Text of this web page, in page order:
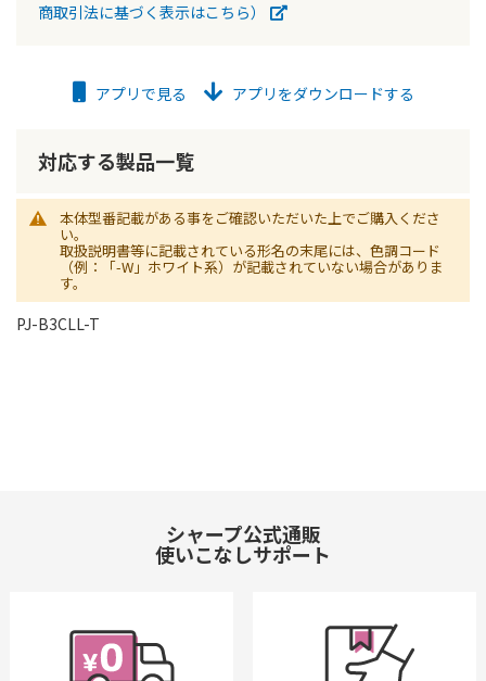
商取引法に基づく表示はこちら）
アプリで見る アプリをダウンロードする
対応する製品一覧
本体型番記載がある事をご確認いただいた上でご購入くださ
い。
取扱説明書等に記載されている形名の末尾には、色調コード
（例：「-W」ホワイト系）が記載されていない場合がありま
す。
PJ-B3CLL-T
シャープ公式通販
使いこなしサポート